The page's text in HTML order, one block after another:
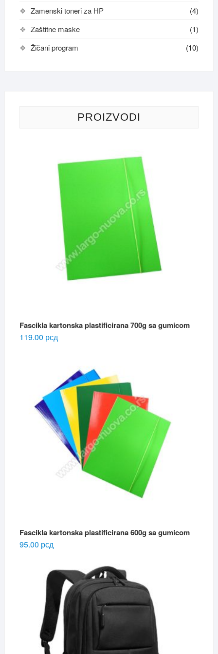
Zamenski toneri za HP
(4)
Zaštitne maske
(1)
Žičani program
(10)
PROIZVODI
Fascikla kartonska plastificirana 700g sa gumicom
119.00 рсд
Fascikla kartonska plastificirana 600g sa gumicom
95.00 рсд